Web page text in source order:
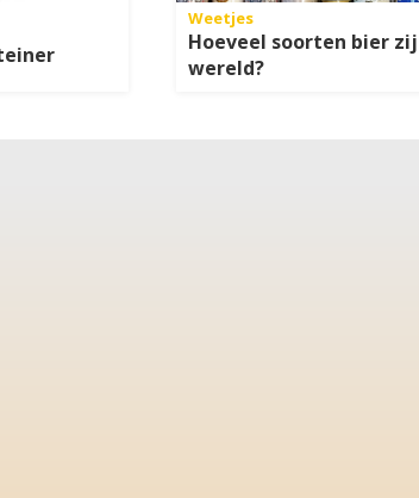
Weetjes
Hoeveel soorten bier
wereld?